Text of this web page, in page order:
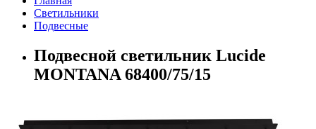
Светильники
Подвесные
Подвесной светильник Lucide
MONTANA 68400/75/15